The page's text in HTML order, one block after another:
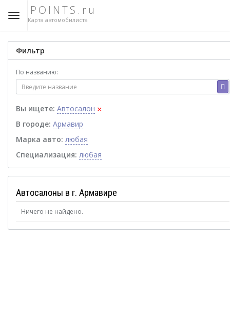
POINTS.ru
Карта автомобилиста
Фильтр
По названию:
Вы ищете: Автосалон ×
В городе: Армавир
Марка авто: любая
Специализация: любая
Автосалоны в г. Армавире
Ничего не найдено.